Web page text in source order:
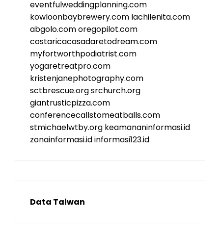
eventfulweddingplanning.com
kowloonbaybrewery.com lachilenita.com
abgolo.comoregopilot.com
costaricacasadaretodream.com
myfortworthpodiatrist.com
yogaretreatpro.com
kristenjanephotography.com
sctbrescue.orgsrchurch.org
giantrusticpizza.com
conferencecallstomeatballs.com
stmichaelwtby.org keamananinformasi.id
zonainformasi.idinformasi123.id
Data Taiwan